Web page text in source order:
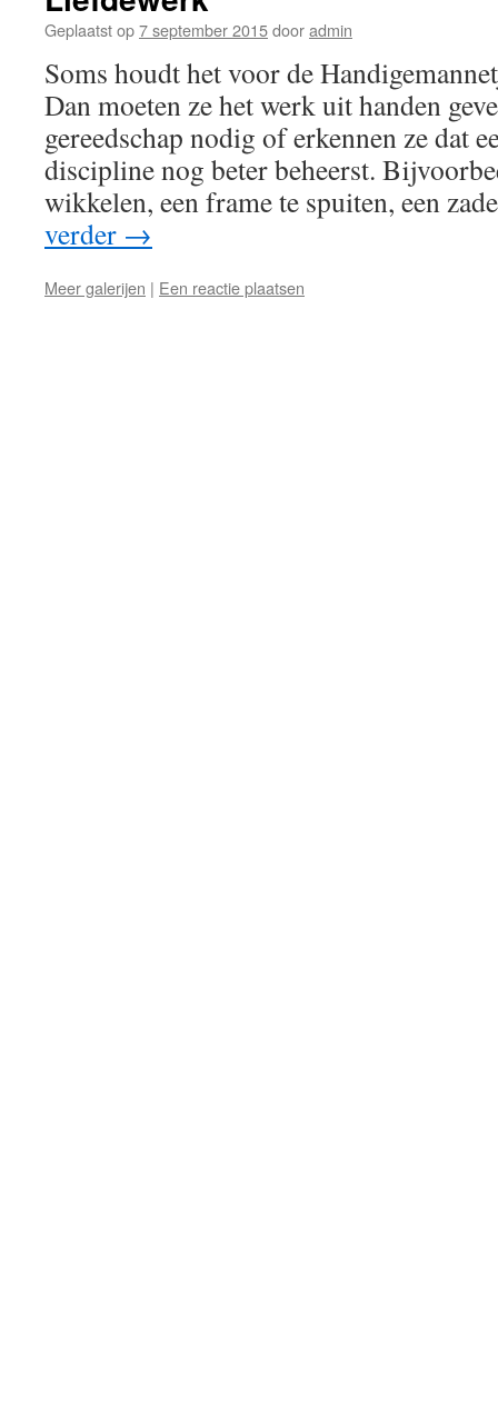
Geplaatst op7 september 2015dooradmin
Soms houdt het voor de
Dan moeten ze het werk uit handen
gereedschap nodig of erkennen ze dat
discipline nog beter beheerst.
wikkelen, een frame te spuiten, een
verder →
Meer galerijen | Een reactie plaatsen